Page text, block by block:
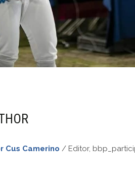
Cus Camerino / Editor,